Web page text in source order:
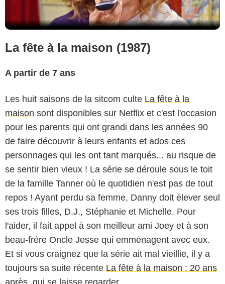
La fête à la maison (1987)
A partir de 7 ans
Les huit saisons de la sitcom culte La fête à la
maison sont disponibles sur Netflix et c'est l'occasion
pour les parents qui ont grandi dans les années 90
de faire découvrir à leurs enfants et ados ces
personnages qui les ont tant marqués... au risque de
se sentir bien vieux ! La série se déroule sous le toit
de la famille Tanner où le quotidien n'est pas de tout
repos ! Ayant perdu sa femme, Danny doit élever seul
ses trois filles, D.J., Stéphanie et Michelle. Pour
l'aider, il fait appel à son meilleur ami Joey et à son
beau-frère Oncle Jesse qui emménagent avec eux.
Et si vous craignez que la série ait mal vieillie, il y a
toujours sa suite récente La fête à la maison : 20 ans
après, qui se laisse regarder.